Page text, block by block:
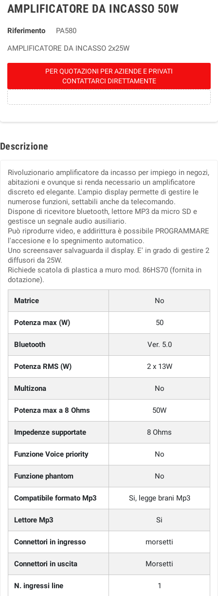
AMPLIFICATORE DA INCASSO 50W
Riferimento
PA580
AMPLIFICATORE DA INCASSO 2x25W
PER QUOTAZIONI PER AZIENDE E PRIVATI
CONTATTARCI DIRETTAMENTE
Descrizione
Rivoluzionario amplificatore da incasso per impiego in negozi,
abitazioni e ovunque si renda necessario un amplificatore
discreto ed elegante. L'ampio display permette di gestire le
numerose funzioni, settabili anche da telecomando.
Dispone di ricevitore bluetooth, lettore MP3 da micro SD e
gestisce un segnale audio ausiliario.
Può riprodurre video, e addirittura è possibile PROGRAMMARE
l'accesione e lo spegnimento automatico.
Uno screensaver salvaguarda il display. E' in grado di gestire 2
diffusori da 25W.
Richiede scatola di plastica a muro mod. 86HS70 (fornita in
dotazione).
Matrice No
Potenza max (W) 50
Bluetooth Ver. 5.0
Potenza RMS (W) 2 x 13W
Multizona No
Potenza max a 8 Ohms 50W
Impedenze supportate 8 Ohms
Funzione Voice priority No
Funzione phantom No
Compatibile formato Mp3 Si, legge brani Mp3
Lettore Mp3 Si
Connettori in ingresso morsetti
Connettori in uscita Morsetti
N. ingressi line 1